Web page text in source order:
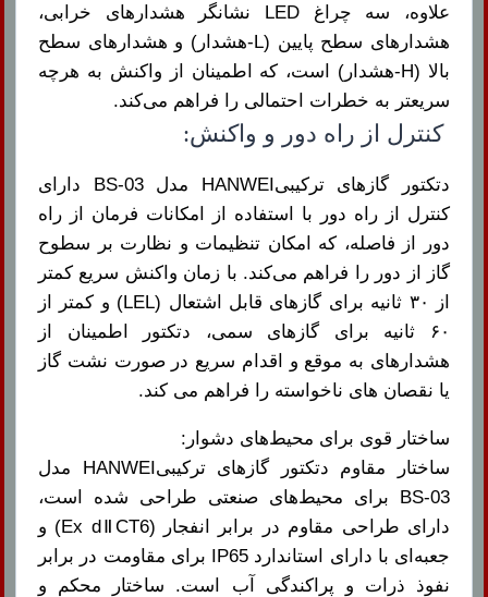
علاوه، سه چراغ LED نشانگر هشدارهای خرابی،
هشدارهای سطح پایین (L-هشدار) و هشدارهای سطح
بالا (H-هشدار) است، که اطمینان از واکنش به هرچه
سریعتر به خطرات احتمالی را فراهم می‌کند.
کنترل از راه دور و واکنش:
دتکتور گازهای ترکیبیHANWEI مدل BS-03 دارای
کنترل از راه دور با استفاده از امکانات فرمان از راه
دور از فاصله، که امکان تنظیمات و نظارت بر سطوح
گاز از دور را فراهم می‌کند. با زمان واکنش سریع کمتر
از ۳۰ ثانیه برای گازهای قابل اشتعال (LEL) و کمتر از
۶۰ ثانیه برای گازهای سمی، دتکتور اطمینان از
هشدارهای به موقع و اقدام سریع در صورت نشت گاز
یا نقصان های ناخواسته را فراهم می کند.
ساختار قوی برای محیط‌های دشوار:
ساختار مقاوم دتکتور گازهای ترکیبیHANWEI مدل
BS-03 برای محیط‌های صنعتی طراحی شده است،
دارای طراحی مقاوم در برابر انفجار (Ex dⅡCT6) و
جعبه‌ای با دارای استاندارد IP65 برای مقاومت در برابر
نفوذ ذرات و پراکندگی آب است. ساختار محکم و